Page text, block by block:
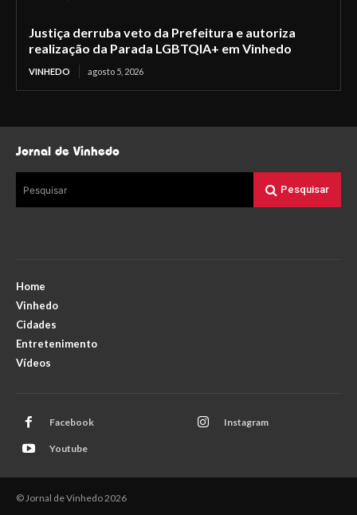
Justiça derruba veto da Prefeitura e autoriza
realização da Parada LGBTQIA+ em Vinhedo
VINHEDO agosto 5, 2026
Jornal de Vinhedo
Pesquisar Pesquisar
Home
Vinhedo
Cidades
Entretenimento
Vídeos
Facebook Instagram
Youtube
© Jornal de Vinhedo 2026